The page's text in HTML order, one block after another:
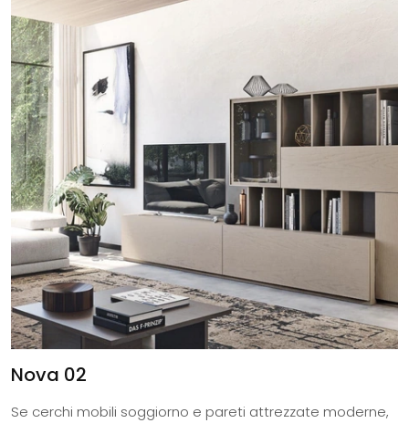
Nova 02
Se cerchi mobili soggiorno e pareti attrezzate moderne,